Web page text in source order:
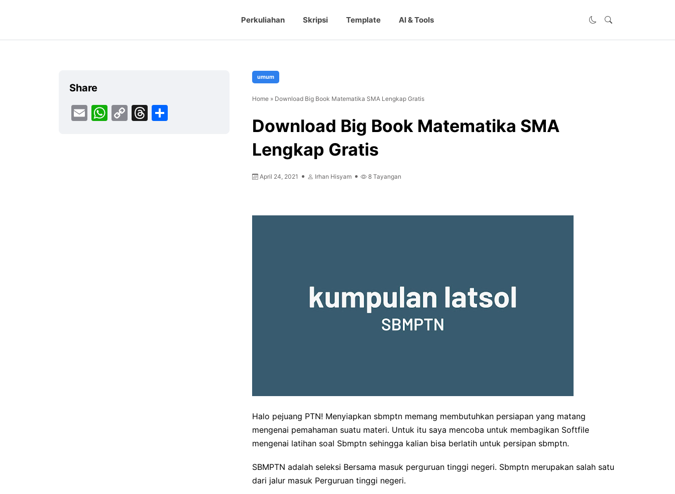
Perkuliahan Skripsi Template AI & Tools
umum
Home » Download Big Book Matematika SMA Lengkap Gratis
Download Big Book Matematika SMA
Lengkap Gratis
April 24, 2021 Irhan Hisyam 8 Tayangan
Halo pejuang PTN! Menyiapkan sbmptn memang membutuhkan persiapan yang matang
mengenai pemahaman suatu materi. Untuk itu saya mencoba untuk membagikan Softfile
mengenai latihan soal Sbmptn sehingga kalian bisa berlatih untuk persipan sbmptn.
SBMPTN adalah seleksi Bersama masuk perguruan tinggi negeri. Sbmptn merupakan salah satu
dari jalur masuk Perguruan tinggi negeri.
Share
EmailWhatsApp
CopyThreads